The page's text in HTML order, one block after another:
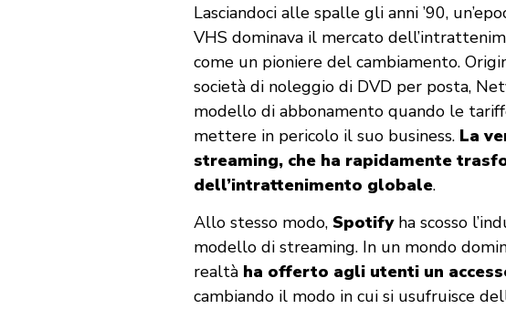
Lasciandoci alle spalle gli anni ’90,
VHS dominava il mercato
come un pioniere del cambiamento.
società di noleggio di DVD per posta,
modello di abbonamento quando le
mettere in pericolo il suo business. La
streaming, che ha rapidamente
dell’intrattenimento globale.
Allo stesso modo, Spotifyha scosso
modello di streaming. In un mondo
realtàha offerto agli utenti un
cambiando il modo in cui si usufruisce